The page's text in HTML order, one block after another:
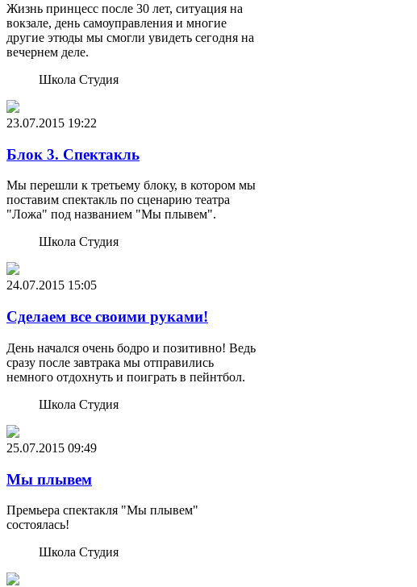
Жизнь принцесс после 30 лет, ситуация на
вокзале, день самоуправления и многие
другие этюды мы смогли увидеть сегодня на
вечернем деле.
Школа Студия
23.07.2015 19:22
Блок 3. Спектакль
Мы перешли к третьему блоку, в котором мы
поставим спектакль по сценарию театра
"Ложа" под названием "Мы плывем".
Школа Студия
24.07.2015 15:05
Сделаем все своими руками!
День начался очень бодро и позитивно! Ведь
сразу после завтрака мы отправились
немного отдохнуть и поиграть в пейнтбол.
Школа Студия
25.07.2015 09:49
Мы плывем
Премьера спектакля "Мы плывем"
состоялась!
Школа Студия